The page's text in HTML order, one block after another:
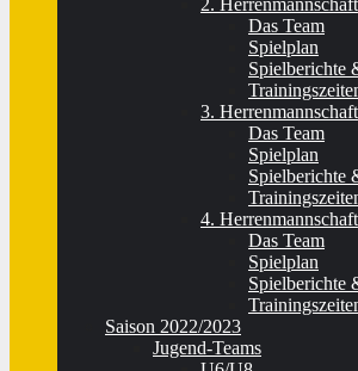
2. Herrenmannschaft
Das Team
Spielplan
Spielberichte
3. Herrenmannschaft
Das Team
Spielplan
Spielberichte
4. Herrenmannschaft
Das Team
Spielplan
Spielberichte
Saison 2022/2023
Jugend-Teams